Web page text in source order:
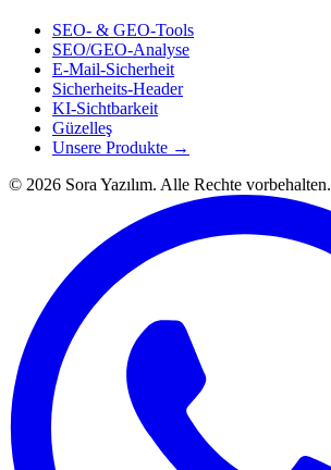
SEO- & GEO-Tools
SEO/GEO-Analyse
E-Mail-Sicherheit
Sicherheits-Header
KI-Sichtbarkeit
Güzelleş
Unsere Produkte →
© 2026 Sora Yazılım. Alle Rechte vorbehalten.